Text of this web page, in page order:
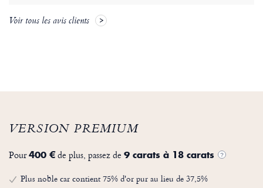
Voir tous les avis clients
VERSION PREMIUM
Pour400 €de plus, passez de 9 carats à 18 carats ?
Plus noble car contient 75% d'or pur au lieu de 37,5%